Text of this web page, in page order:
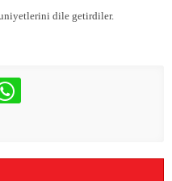
dile getirdiler.